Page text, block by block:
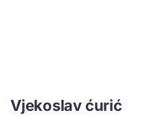
Vjekoslav ćurić